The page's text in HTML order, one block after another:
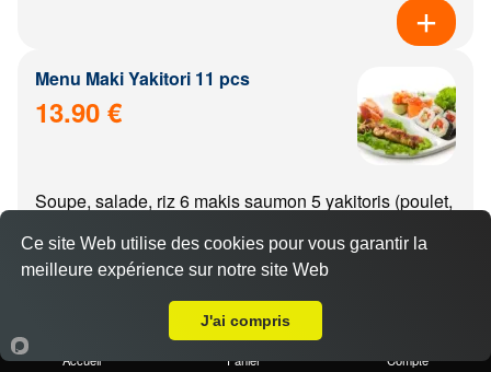
Menu Maki Yakitori 11 pcs
13.90 €
Soupe, salade, riz 6 makis saumon 5 yakitoris (poulet,
Menu california Yakitori 11 pcs
Accueil Panier Compte
Ce site Web utilise des cookies pour vous garantir la
meilleure expérience sur notre site Web
J'ai compris